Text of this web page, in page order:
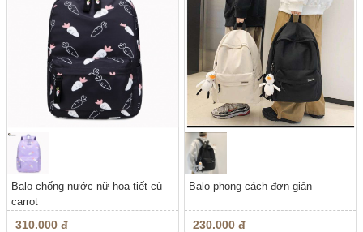
Balo chống nước nữ họa tiết củ
carrot
310.000 đ
Balo phong cách đơn giản
230.000 đ